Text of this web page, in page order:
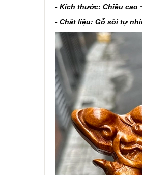
- Kích thước: Chiều cao
- Chất liệu: Gỗ sồi tự